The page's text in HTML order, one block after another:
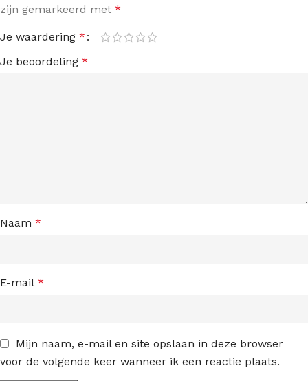
zijn gemarkeerd met *
Je waardering *
Je beoordeling *
Naam *
E-mail *
Mijn naam, e-mail en site opslaan in deze browser
voor de volgende keer wanneer ik een reactie plaats.